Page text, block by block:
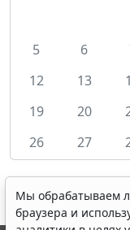
5
6
12
13
19
20
26
27
Мы обрабатываем
браузера и